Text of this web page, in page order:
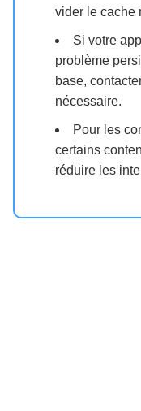
vider le cache
Si votre
problème
base,
nécessaire.
Pour les
certains
réduire les